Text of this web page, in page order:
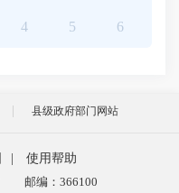
4 5 6
县级政府部门网站
使用帮助
邮编：366100